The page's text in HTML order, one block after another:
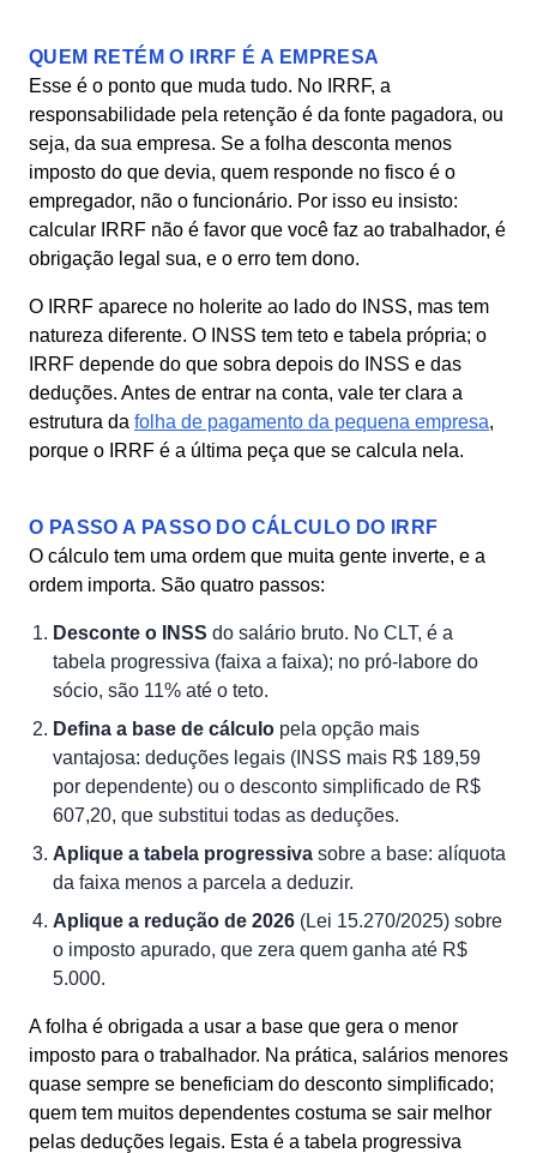
QUEM RETÉM O IRRF É A EMPRESA
Esse é o ponto que muda tudo. No IRRF, a
responsabilidade pela retenção é da fonte pagadora, ou
seja, da sua empresa. Se a folha desconta menos
imposto do que devia, quem responde no fisco é o
empregador, não o funcionário. Por isso eu insisto:
calcular IRRF não é favor que você faz ao trabalhador, é
obrigação legal sua, e o erro tem dono.
O IRRF aparece no holerite ao lado do INSS, mas tem
natureza diferente. O INSS tem teto e tabela própria; o
IRRF depende do que sobra depois do INSS e das
deduções. Antes de entrar na conta, vale ter clara a
estrutura da folha de pagamento da pequena empresa,
porque o IRRF é a última peça que se calcula nela.
O PASSO A PASSO DO CÁLCULO DO IRRF
O cálculo tem uma ordem que muita gente inverte, e a
ordem importa. São quatro passos:
Desconte o INSS do salário bruto. No CLT, é a
tabela progressiva (faixa a faixa); no pró-labore do
sócio, são 11% até o teto.
Defina a base de cálculo pela opção mais
vantajosa: deduções legais (INSS mais R$ 189,59
por dependente) ou o desconto simplificado de R$
607,20, que substitui todas as deduções.
Aplique a tabela progressiva sobre a base: alíquota
da faixa menos a parcela a deduzir.
Aplique a redução de 2026 (Lei 15.270/2025) sobre
o imposto apurado, que zera quem ganha até R$
5.000.
A folha é obrigada a usar a base que gera o menor
imposto para o trabalhador. Na prática, salários menores
quase sempre se beneficiam do desconto simplificado;
quem tem muitos dependentes costuma se sair melhor
pelas deduções legais. Esta é a tabela progressiva